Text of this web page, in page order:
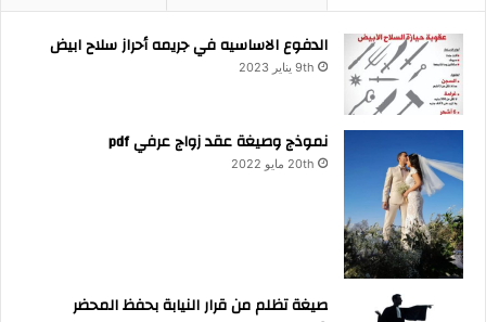
الدفوع الاساسيه في جريمه أحراز سلاح ابيض
9th يناير 2023
نموذج وصيغة عقد زواج عرفي pdf
20th مايو 2022
صيغة تظلم من قرار النيابة بحفظ المحضر